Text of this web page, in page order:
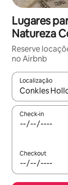
Lugares
Natureza
Reserve
no Airbnb
Localização
Quando os
Check-in
Checkout